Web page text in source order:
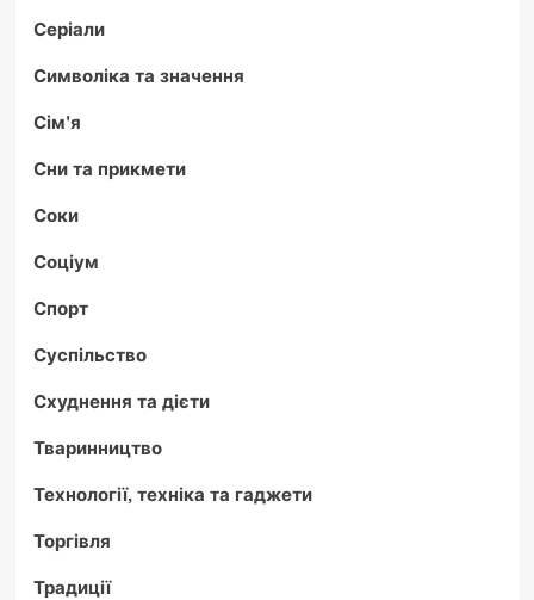
Серіали
Символіка та значення
Сім'я
Сни та прикмети
Соки
Соціум
Спорт
Суспільство
Схуднення та дієти
Тваринництво
Технології, техніка та гаджети
Торгівля
Традиції